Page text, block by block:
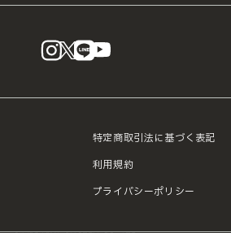
instagram
X LINE
特定商取引法に基づく表記
利用規約
プライバシーポリシー